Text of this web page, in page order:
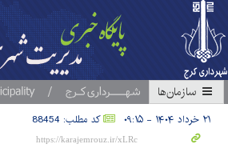
سازمان‎ها
۲۱ خرداد ۱۴۰۴ - ۰۹:۱۵ کد مطلب: 88454